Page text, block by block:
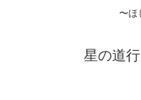
〜ほ
星の道